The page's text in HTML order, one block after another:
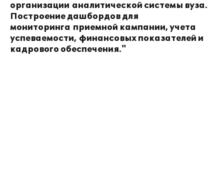
организации аналитической системы вуза.
Построение дашбордов для
мониторинга приемной кампании, учета
успеваемости, финансовых показателей и
кадрового обеспечения."